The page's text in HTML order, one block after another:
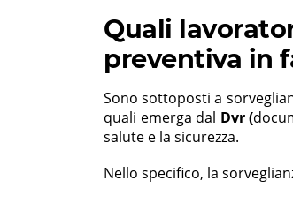
Quali
preventiva in
Sono sottoposti a
quali emerga dal Dvr (
salute e la sicurezza.
Nello specifico, la